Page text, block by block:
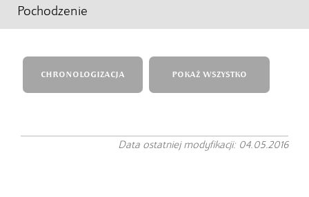
Pochodzenie
CHRONOLOGIZACJA POKAŻ WSZYSTKO
Data ostatniej modyfikacji: 04.05.2016